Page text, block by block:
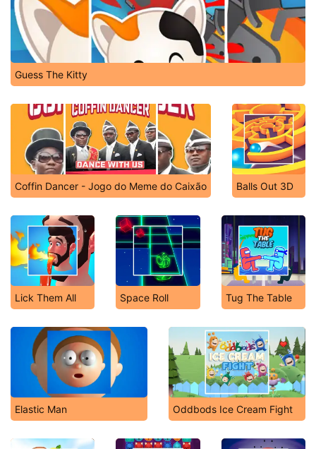
Guess The Kitty
Coffin Dancer - Jogo do Meme do Caixão Balls Out 3D
Lick Them All Space Roll Tug The Table
Elastic Man Oddbods Ice Cream Fight